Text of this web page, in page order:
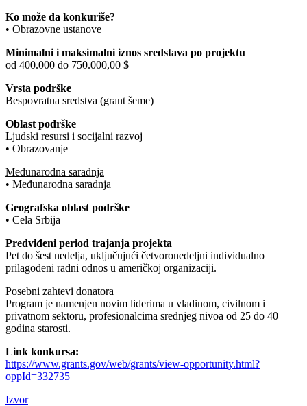
Ko može da konkuriše?
• Obrazovne ustanove
Minimalni i maksimalni iznos sredstava po projektu
od 400.000 do 750.000,00 $
Vrsta podrške
Bespovratna sredstva (grant šeme)
Oblast podrške
Ljudski resursi i socijalni razvoj
• Obrazovanje
Međunarodna saradnja
• Međunarodna saradnja
Geografska oblast podrške
• Cela Srbija
Predviđeni period trajanja projekta
Pet do šest nedelja, uključujući četvoronedeljni individualno
prilagođeni radni odnos u američkoj organizaciji.
Posebni zahtevi donatora
Program je namenjen novim liderima u vladinom, civilnom i
privatnom sektoru, profesionalcima srednjeg nivoa od 25 do 40
godina starosti.
Link konkursa:
https://www.grants.gov/web/grants/view-opportunity.html?
oppId=332735
Izvor